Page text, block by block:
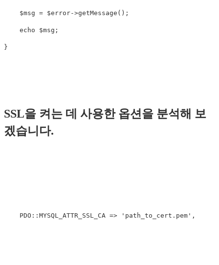
    $msg = $error->getMessage();
    echo $msg;
SSL을 켜는 데 사용한 옵션을 분석해 보
겠습니다.